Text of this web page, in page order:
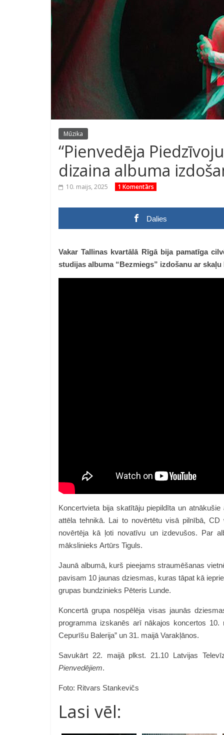
Mūzika
“Pienvedēja
dizaina albuma
10. maijs, 2025 1 Komentārs
Dalies
Vakar Tallinas kvartālā Rīgā bija pamatīga
studijas albuma “Bezmiegs” izdošanu ar
Koncertvieta bija skatītāju piepildīta un
attēla tehnikā. Lai to novērtētu visā pilnībā,
novērtēja kā ļoti novatīvu un izdevušos. Par
mākslinieks Artūrs Tiguls.
Jaunā albumā, kurš pieejams straumēšanas
pavisam 10 jaunas dziesmas, kuras tāpat kā
grupas bundzinieks Pēteris Lunde.
Koncertā grupa nospēlēja visas jaunās
programma izskanēs arī nākajos koncertos 10.
Cepurīšu Balerija” un 31. maijā Varakļānos.
Savukārt 22. maijā plkst. 21.10 Latvijas
Pienvedējiem.
Foto: Ritvars Stankevičs
Lasi vēl: